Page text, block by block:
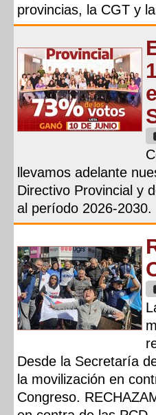
provincias, la CGT y
llevamos adelante
Directivo Provincial y
al período 2026-2030.
​Desde la Secretaría
la movilización en
Congreso.